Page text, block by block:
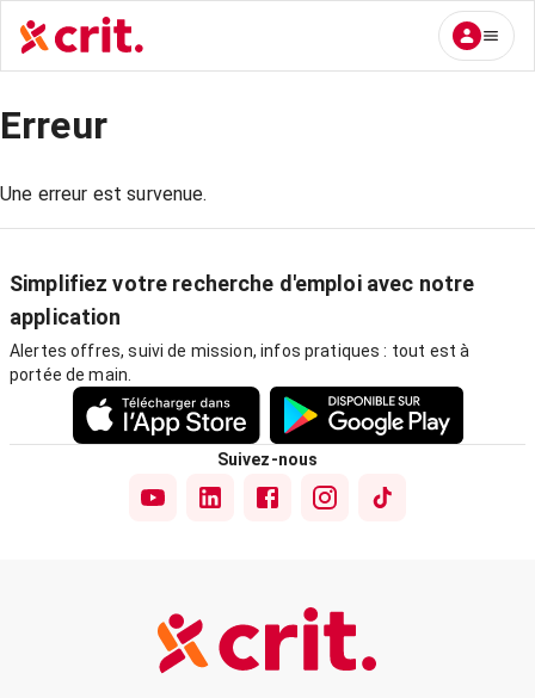
Erreur
Une erreur est survenue.
Simplifiez votre recherche d'emploi avec notre
application
Alertes offres, suivi de mission, infos pratiques : tout est à
portée de main.
Suivez-nous